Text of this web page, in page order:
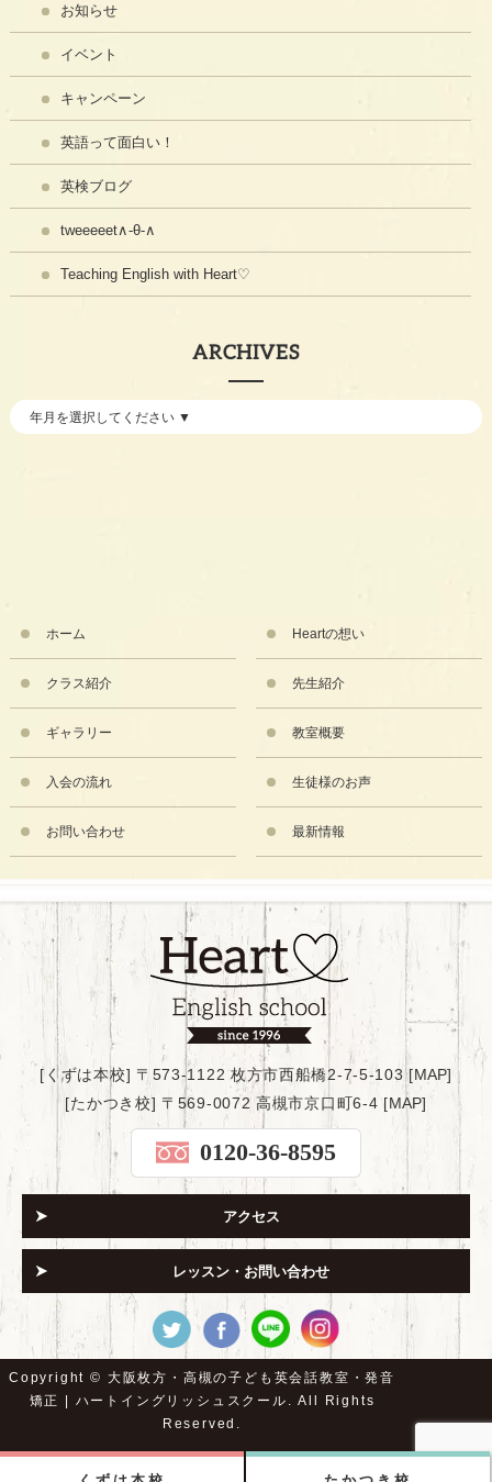
お知らせ
イベント
キャンペーン
英語って面白い！
英検ブログ
tweeeeet∧-θ-∧
Teaching English with Heart♡
ARCHIVES
ホーム Heartの想い
クラス紹介 先生紹介
ギャラリー 教室概要
入会の流れ 生徒様のお声
お問い合わせ 最新情報
[くずは本校] 〒573-1122 枚方市西船橋2-7-5-103 [MAP]
[たかつき校] 〒569-0072 高槻市京口町6-4 [MAP]
0120-36-8595
アクセス
レッスン・お問い合わせ
Copyright © 大阪枚方・高槻の子ども英会話教室・発音
矯正 | ハートイングリッシュスクール. All Rights
Reserved.